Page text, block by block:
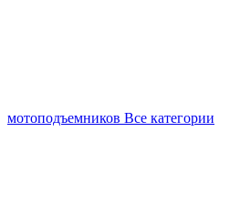
мотоподъемников Все категории